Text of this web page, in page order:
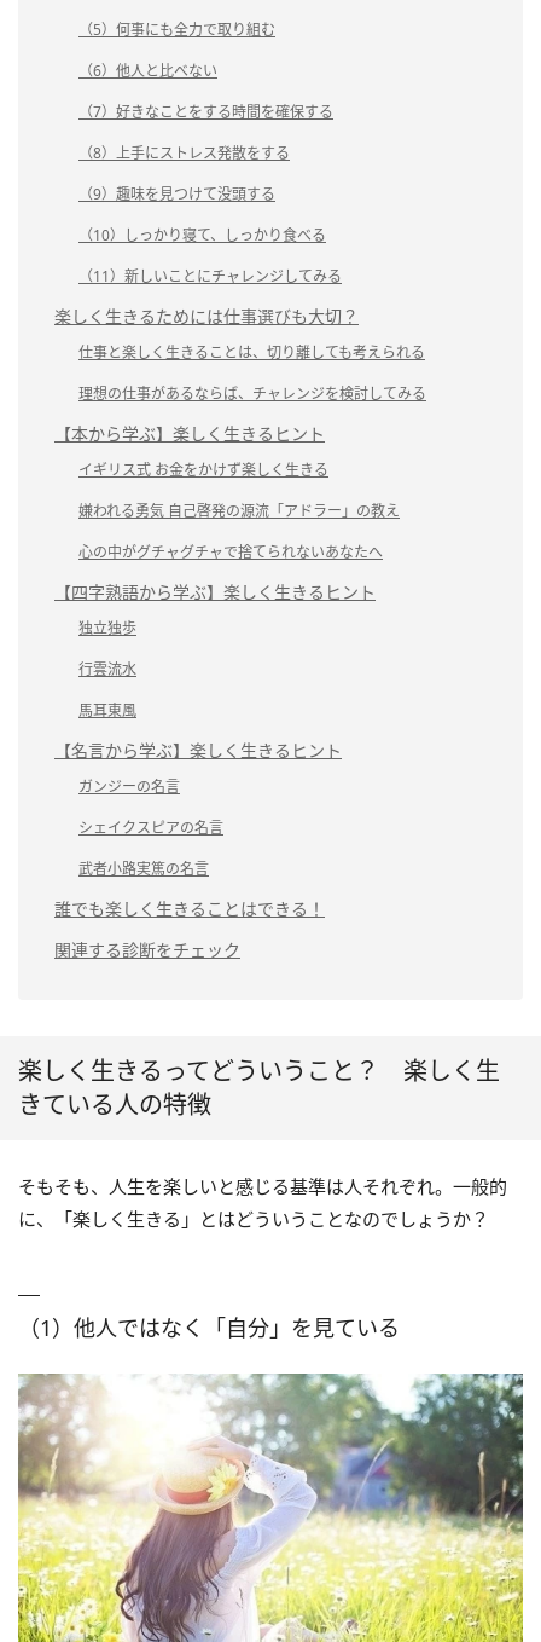
（5）何事にも全力で取り組む
（6）他人と比べない
（7）好きなことをする時間を確保する
（8）上手にストレス発散をする
（9）趣味を見つけて没頭する
（10）しっかり寝て、しっかり食べる
（11）新しいことにチャレンジしてみる
楽しく生きるためには仕事選びも大切？
仕事と楽しく生きることは、切り離しても考えられる
理想の仕事があるならば、チャレンジを検討してみる
【本から学ぶ】楽しく生きるヒント
イギリス式 お金をかけず楽しく生きる
嫌われる勇気 自己啓発の源流「アドラー」の教え
心の中がグチャグチャで捨てられないあなたへ
【四字熟語から学ぶ】楽しく生きるヒント
独立独歩
行雲流水
馬耳東風
【名言から学ぶ】楽しく生きるヒント
ガンジーの名言
シェイクスピアの名言
武者小路実篤の名言
誰でも楽しく生きることはできる！
関連する診断をチェック
楽しく生きるってどういうこと？ 楽しく生
きている人の特徴
そもそも、人生を楽しいと感じる基準は人それぞれ。一般的
に、「楽しく生きる」とはどういうことなのでしょうか？
（1）他人ではなく「自分」を見ている